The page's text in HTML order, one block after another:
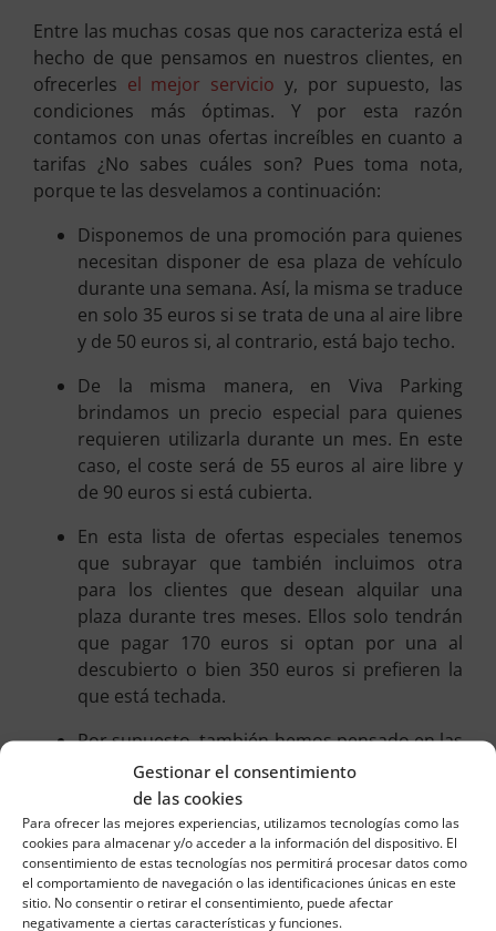
Gestionar el consentimiento
de las cookies
Para ofrecer las mejores experiencias, utilizamos tecnologías como las
cookies para almacenar y/o acceder a la información del dispositivo. El
consentimiento de estas tecnologías nos permitirá procesar datos como
el comportamiento de navegación o las identificaciones únicas en este
sitio. No consentir o retirar el consentimiento, puede afectar
negativamente a ciertas características y funciones.
Entre las muchas cosas que nos caracteriza está el
hecho de que pensamos en nuestros clientes, en
ofrecerles el mejor servicio y, por supuesto, las
condiciones más óptimas. Y por esta razón
contamos con unas ofertas increíbles en cuanto a
tarifas ¿No sabes cuáles son? Pues toma nota,
porque te las desvelamos a continuación:
Disponemos de una promoción para quienes
necesitan disponer de esa plaza de vehículo
durante una semana. Así, la misma se traduce
en solo 35 euros si se trata de una al aire libre
y de 50 euros si, al contrario, está bajo techo.
De la misma manera, en Viva Parking
brindamos un precio especial para quienes
requieren utilizarla durante un mes. En este
caso, el coste será de 55 euros al aire libre y
de 90 euros si está cubierta.
En esta lista de ofertas especiales tenemos
que subrayar que también incluimos otra
para los clientes que desean alquilar una
plaza durante tres meses. Ellos solo tendrán
que pagar 170 euros si optan por una al
descubierto o bien 350 euros si prefieren la
que está techada.
Por supuesto, también hemos pensado en las
personas que quieren alquilarla por medio
año. En este caso, a las mismas les
permitimos pagar por ese tiempo solo 200
euros, si es en plaza al aire libre, o 450 euros,
si se trata de una con techo.
Asimismo, incluimos otra oferta única para